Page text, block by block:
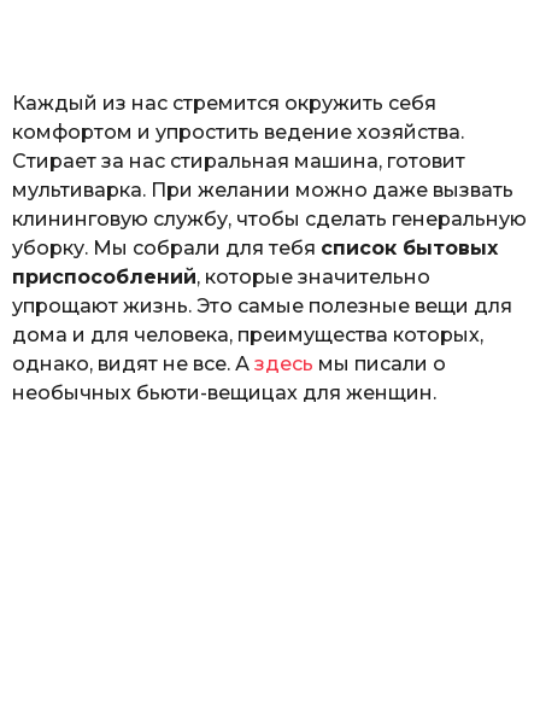
Каждый из нас стремится окружить себя
комфортом и упростить ведение хозяйства.
Стирает за нас стиральная машина, готовит
мультиварка. При желании можно даже вызвать
клининговую службу, чтобы сделать генеральную
уборку. Мы собрали для тебя список бытовых
приспособлений, которые значительно
упрощают жизнь. Это самые полезные вещи для
дома и для человека, преимущества которых,
однако, видят не все. А здесь мы писали о
необычных бьюти-вещицах для женщин.